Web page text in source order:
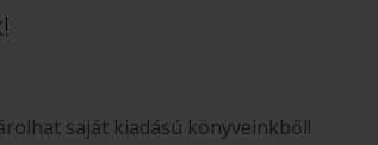
saját kiadású könyveinkből!